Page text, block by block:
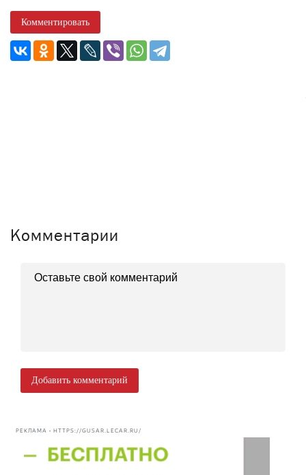
Комментировать
Комментарии
Добавить комментарий
РЕКЛАМА • HTTPS://GUSAR.LECAR.RU/